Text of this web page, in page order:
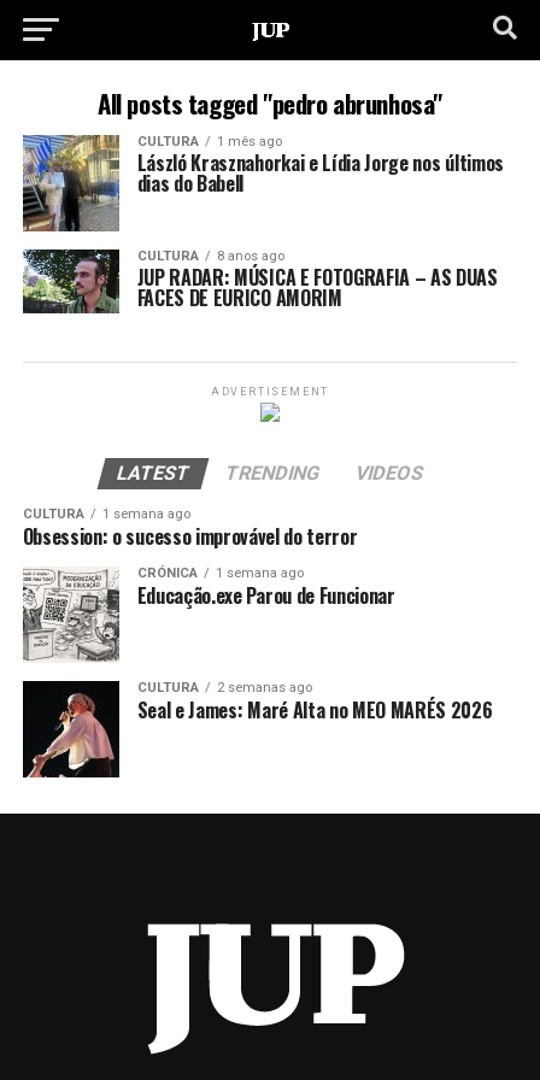
All posts tagged "pedro abrunhosa"
CULTURA 1 mês ago
László Krasznahorkai e Lídia Jorge nos últimos
dias do Babell
CULTURA 8 anos ago
JUP RADAR: MÚSICA E FOTOGRAFIA – AS DUAS
FACES DE EURICO AMORIM
ADVERTISEMENT
LATEST TRENDING VIDEOS
CULTURA 1 semana ago
Obsession: o sucesso improvável do terror
CRÓNICA 1 semana ago
Educação.exe Parou de Funcionar
CULTURA 2 semanas ago
Seal e James: Maré Alta no MEO MARÉS 2026